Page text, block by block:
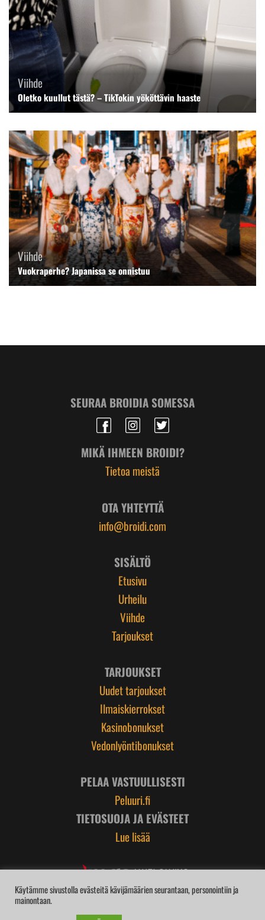
Viihde
Oletko kuullut tästä? – TikTokin yököttävin haaste
Viihde
Vuokraperhe? Japanissa se onnistuu
SEURAA BROIDIA SOMESSA
MIKÄ IHMEEN BROIDI?
Tietoa meistä
OTA YHTEYTTÄ
info@broidi.com
SISÄLTÖ
Etusivu
Urheilu
Viihde
Tarjoukset
TARJOUKSET
Uudet tarjoukset
Ilmaiskierrokset
Kasinobonukset
Vedonlyöntibonukset
PELAA VASTUULLISESTI
Peluuri.fi
TIETOSUOJA JA EVÄSTEET
Lue lisää
Käytämme sivustolla evästeitä kävijämäärien seurantaan, personointiin ja
mainontaan.